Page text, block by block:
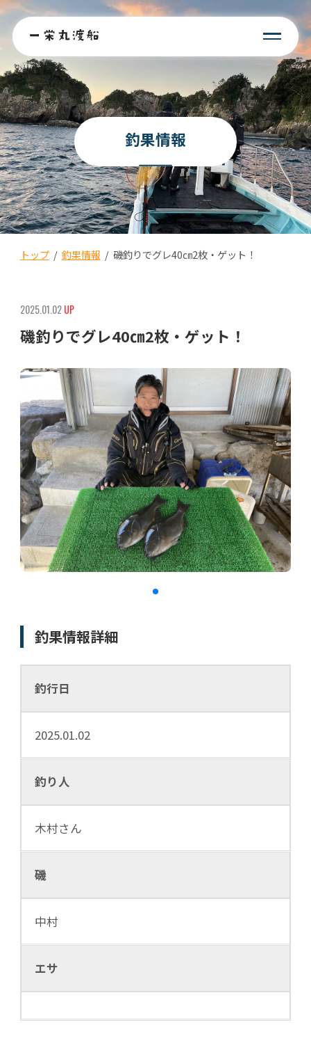
釣果情報
トップ/ 釣果情報 / 磯釣りでグレ40㎝2枚・ゲット！
2025.01.02UP
磯釣りでグレ40㎝2枚・ゲット！
釣果情報詳細
釣行日
2025.01.02
釣り人
木村さん
磯
中村
エサ